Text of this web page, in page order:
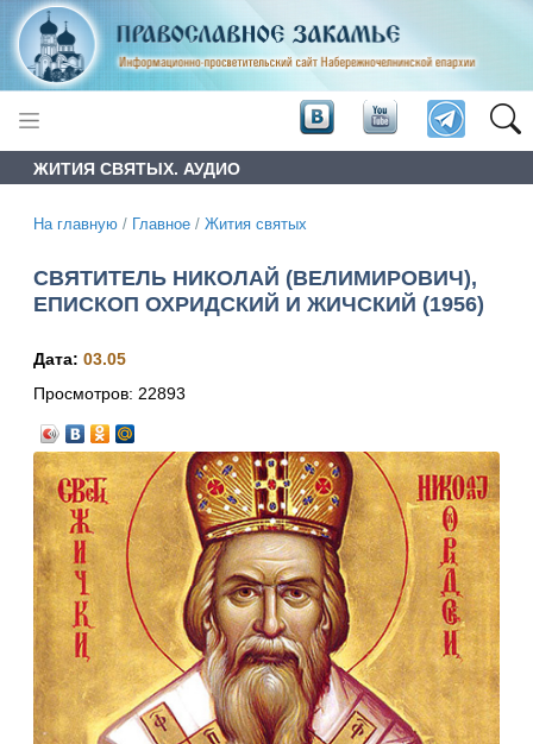
ЖИТИЯ СВЯТЫХ. АУДИО
На главную / Главное / Жития святых
СВЯТИТЕЛЬ НИКОЛАЙ (ВЕЛИМИРОВИЧ),
ЕПИСКОП ОХРИДСКИЙ И ЖИЧСКИЙ (1956)
Дата: 03.05
Просмотров: 22893